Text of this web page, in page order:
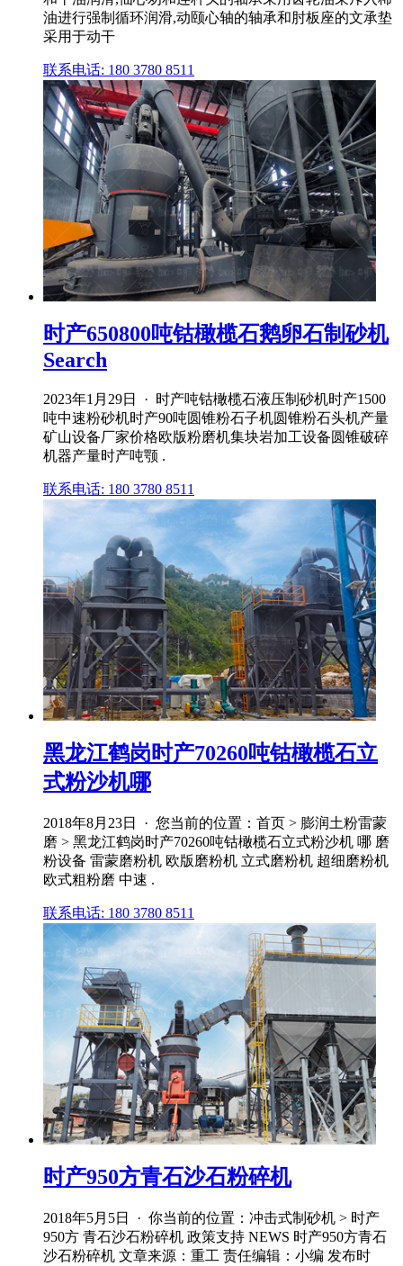
油进行强制循环润滑,动颐心轴的轴承和肘板座的文承垫
采用于动干
联系电话: 180 3780 8511
时产650800吨钴橄榄石鹅卵石制砂机
Search
2023年1月29日 · 时产吨钴橄榄石液压制砂机时产1500
吨中速粉砂机时产90吨圆锥粉石子机圆锥粉石头机产量
矿山设备厂家价格欧版粉磨机集块岩加工设备圆锥破碎
机器产量时产吨颚 .
联系电话: 180 3780 8511
黑龙江鹤岗时产70260吨钴橄榄石立
式粉沙机哪
2018年8月23日 · 您当前的位置：首页 > 膨润土粉雷蒙
磨 > 黑龙江鹤岗时产70260吨钴橄榄石立式粉沙机 哪 磨
粉设备 雷蒙磨粉机 欧版磨粉机 立式磨粉机 超细磨粉机
欧式粗粉磨 中速 .
联系电话: 180 3780 8511
时产950方青石沙石粉碎机
2018年5月5日 · 你当前的位置：冲击式制砂机 > 时产
950方 青石沙石粉碎机 政策支持 NEWS 时产950方青石
沙石粉碎机 文章来源：重工 责任编辑：小编 发布时